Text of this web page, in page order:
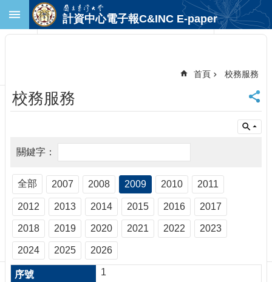
跳到主要內容區塊
首
頁
首
計
中
首
頁
聯
絡
資
訊
計資中心電子報C&INC E-paper
首頁 校務服務
校務服務
全部 2007 2008 2009 2010 2011
2012 2013 2014 2015 2016 2017
2018 2019 2020 2021 2022 2023
2024 2025 2026
1